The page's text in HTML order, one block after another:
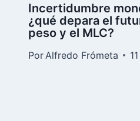
Incertidumbre
¿qué depara el
peso y el MLC?
Por Alfredo Frómeta